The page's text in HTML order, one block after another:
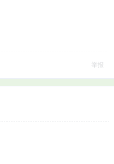
举报